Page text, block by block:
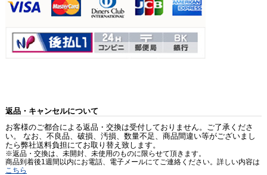
返品・キャンセルについて
お客様のご都合による返品・交換は受付しておりません。ご了承くださ
い。 なお、不良品、破損、汚損、数量不足、商品間違い等がございまし
たら弊社送料負担にてお取り替え致します。
※返品・交換は、未開封、未使用のものに限らせて頂きます。
商品到着後1週間以内にお電話、電子メールにてご連絡ください。詳しい内容は
こちら